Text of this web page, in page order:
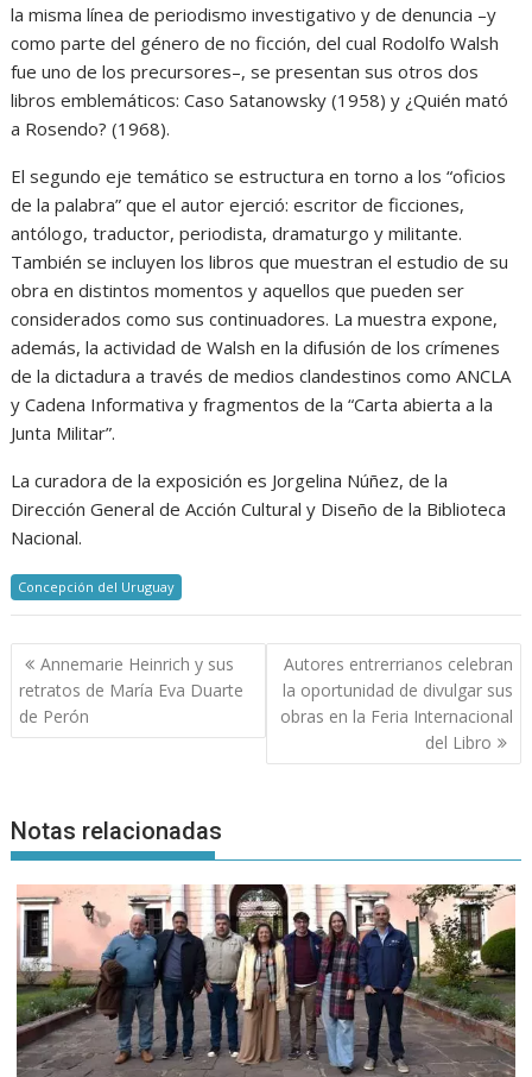
la misma línea de periodismo investigativo y de denuncia –y
como parte del género de no ficción, del cual Rodolfo Walsh
fue uno de los precursores–, se presentan sus otros dos
libros emblemáticos: Caso Satanowsky (1958) y ¿Quién mató
a Rosendo? (1968).
El segundo eje temático se estructura en torno a los “oficios
de la palabra” que el autor ejerció: escritor de ficciones,
antólogo, traductor, periodista, dramaturgo y militante.
También se incluyen los libros que muestran el estudio de su
obra en distintos momentos y aquellos que pueden ser
considerados como sus continuadores. La muestra expone,
además, la actividad de Walsh en la difusión de los crímenes
de la dictadura a través de medios clandestinos como ANCLA
y Cadena Informativa y fragmentos de la “Carta abierta a la
Junta Militar”.
La curadora de la exposición es Jorgelina Núñez, de la
Dirección General de Acción Cultural y Diseño de la Biblioteca
Nacional.
Concepción del Uruguay
Navegación
de
entradas
Annemarie Heinrich y sus
retratos de María Eva Duarte
de Perón
Autores entrerrianos celebran
la oportunidad de divulgar sus
obras en la Feria Internacional
del Libro
Notas relacionadas